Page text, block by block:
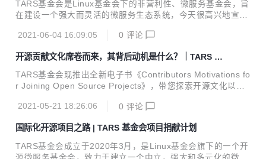
TARS基金会是Linux基金会下的非营利性、微服务基金会，旨
在建设一个强大而灵活的微服务生态系统，今天很高兴地宣布
API全生命周期管理解决方案的领军者，帮助企业快速构建 AP
的在线API管理服务供应商，旨在满足各行业客户在不同应用
环境中对API管理全生命周期的个性化需求，提供API开发管
理、开发团队协作、自动化测试、网关以及监控等服务，帮助
企业实现开发运维一体化，提升开发速度并且降低运维成本。
Eolinker致力于开发和推进开源微服务生态系统。作为TA...
2021-06-04 16:09:05 0 评论
开源贡献文化席卷而来，其背后动机是什么？｜TARS 电
子书
TARS基金会现推出全新电子书《Contributors Motivations fo
r Joining Open Source Projects》，带您探索开源文化以及
ate of Octoverse报告（ octoverse.github.com ），目前全
有望在2025年达到1亿。 这些惊人的数字表明，全世界越来越
多的人开始对开源感兴趣，而且以各种方式积极参与开源，例
如创建新项目、贡献代码、提交issue等等。 如今，随着人们
2021-05-21 18:26:06 0 评论
国际化开源项目之路 | TARS 基金会项目捐献计划
TARS基金会成立于2020年3月，是Linux基金会旗下的一个开